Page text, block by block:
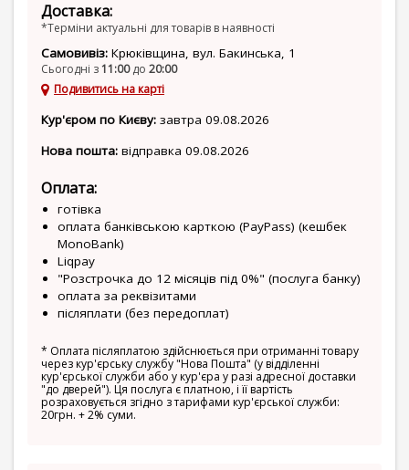
Доставка:
*Терміни актуальні для товарів в наявності
Самовивіз: Крюківщина, вул. Бакинська, 1
Сьогодні з11:00до 20:00
Подивитись на карті
Кур'єром по Києву: завтра 09.08.2026
Нова пошта: відправка 09.08.2026
Оплата:
готівка
оплата банківською карткою (PayPass) (кешбек
MonoBank)
Liqpay
"Розстрочка до 12 місяців під 0%" (послуга банку)
оплата за реквізитами
післяплати (без передоплат)
* Оплата післяплатою здійснюється при отриманні товару
через кур'єрську службу "Нова Пошта" (у відділенні
кур'єрської служби або у кур'єра у разі адресної доставки
"до дверей"). Ця послуга є платною, і її вартість
розраховується згідно з тарифами кур'єрської служби:
20грн. + 2% суми.